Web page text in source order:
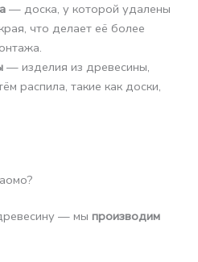
— доска, у которой удалены
что делает её более
— изделия из древесины,
распила, такие как доски,
— мыпроизводим